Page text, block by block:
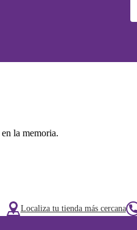
la memoria.
Localiza tu tienda más cercana